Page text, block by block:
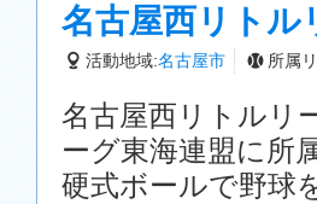
名古屋西リトル
活動地域:名古屋市 所属
名古屋西リトルリ
ーグ東海連盟に所
硬式ボールで野球